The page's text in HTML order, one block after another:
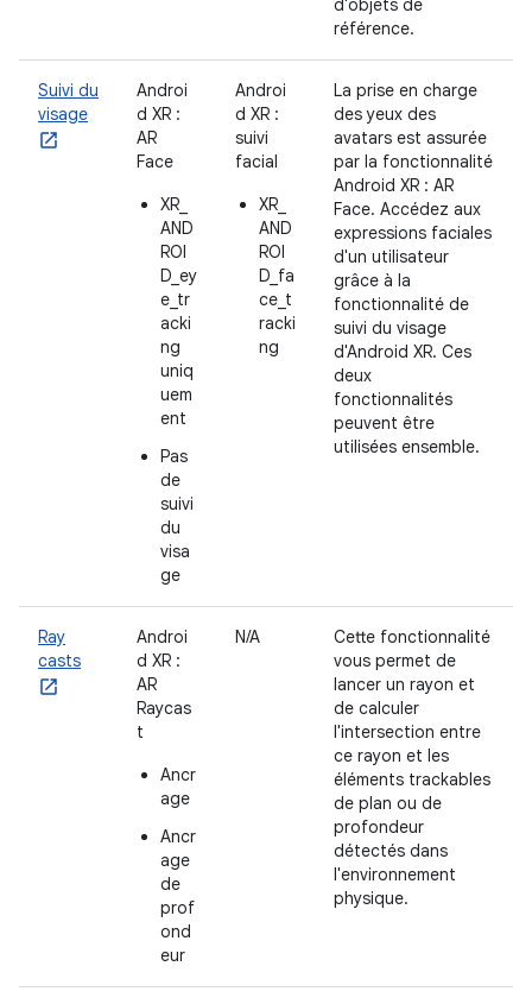
d'objets de
référence.
Suivi du
visage
Androi
d XR :
AR
Face
XR_
AND
ROI
D_ey
e_tr
acki
ng
uniq
uem
ent
Pas
de
suivi
du
visa
ge
Androi
d XR :
suivi
facial
XR_
AND
ROI
D_fa
ce_t
racki
ng
La prise en charge
des yeux des
avatars est assurée
par la fonctionnalité
Android XR : AR
Face. Accédez aux
expressions faciales
d'un utilisateur
grâce à la
fonctionnalité de
suivi du visage
d'Android XR. Ces
deux
fonctionnalités
peuvent être
utilisées ensemble.
Ray
casts
Androi
d XR :
AR
Raycas
t
Ancr
age
Ancr
age
de
prof
ond
eur
N/A
Cette fonctionnalité
vous permet de
lancer un rayon et
de calculer
l'intersection entre
ce rayon et les
éléments trackables
de plan ou de
profondeur
détectés dans
l'environnement
physique.